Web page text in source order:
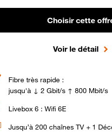
Choisir cette
Voir le détail
Fibre très rapide :
jusqu'à ↓ 2 Gbit/s ↑ 800 Mbit/s
Livebox 6 : Wifi 6E
Jusqu’à 200 chaînes TV + 1